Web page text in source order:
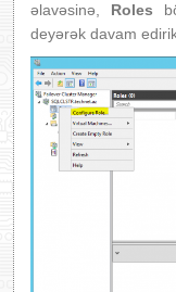
əlavəsinə, Roles
deyərək davam